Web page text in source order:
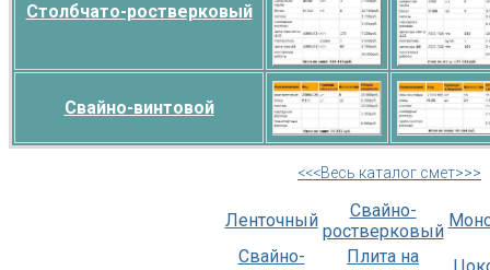
Столбчато-ростверковый
Свайно-винтовой
<<<Весь каталог смет>>>
Ленточный
Свайно-
ростверковый
Свайно-
Плита на